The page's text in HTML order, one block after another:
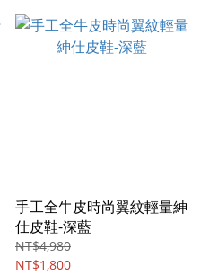
手工全牛皮時尚翼紋輕量紳
仕皮鞋-深藍
NT$4,980
NT$1,800